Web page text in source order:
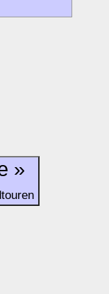
Zurück zur Startseite »